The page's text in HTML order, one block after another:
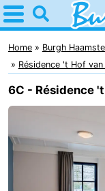
Home
Burgh
Haamstede
Tipps
Für
kindern
Natur
Übernachten
Home Burgh
Résidence 't Hof
6C - Résidence